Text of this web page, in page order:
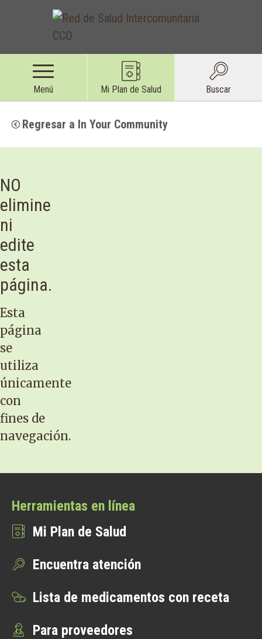
Menú Mi Plan de Salud Buscar
Regresar a In Your Community
NO
elimine
ni
edite
esta
página.
Esta
página
se
utiliza
únicamente
con
fines de
navegación.
Herramientas en línea
Mi Plan de Salud
Encuentra atención
Lista de medicamentos con receta
Para proveedores